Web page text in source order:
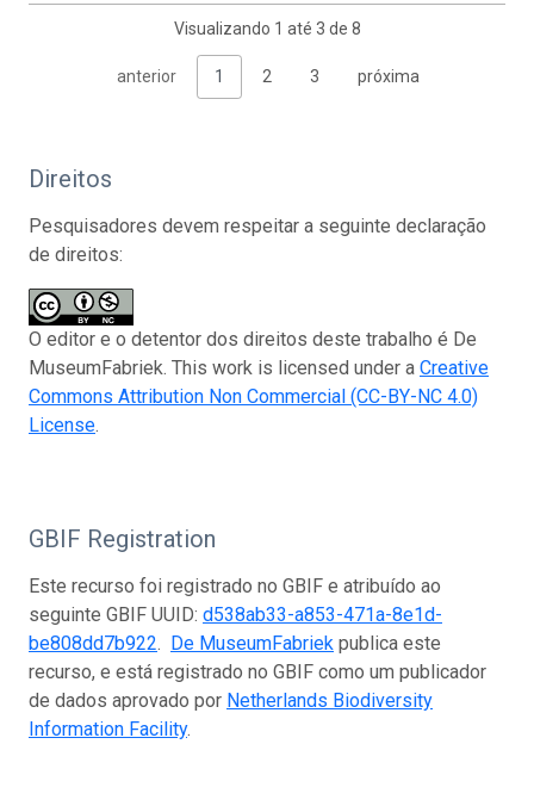
Visualizando 1 até 3 de 8
anterior 1 2 3 próxima
Direitos
Pesquisadores devem respeitar a seguinte declaração
de direitos:
O editor e o detentor dos direitos deste trabalho é De
MuseumFabriek. This work is licensed under a Creative
Commons Attribution Non Commercial (CC-BY-NC 4.0)
License.
GBIF Registration
Este recurso foi registrado no GBIF e atribuído ao
seguinte GBIF UUID: d538ab33-a853-471a-8e1d-
be808dd7b922. De MuseumFabriek publica este
recurso, e está registrado no GBIF como um publicador
de dados aprovado por Netherlands Biodiversity
Information Facility.